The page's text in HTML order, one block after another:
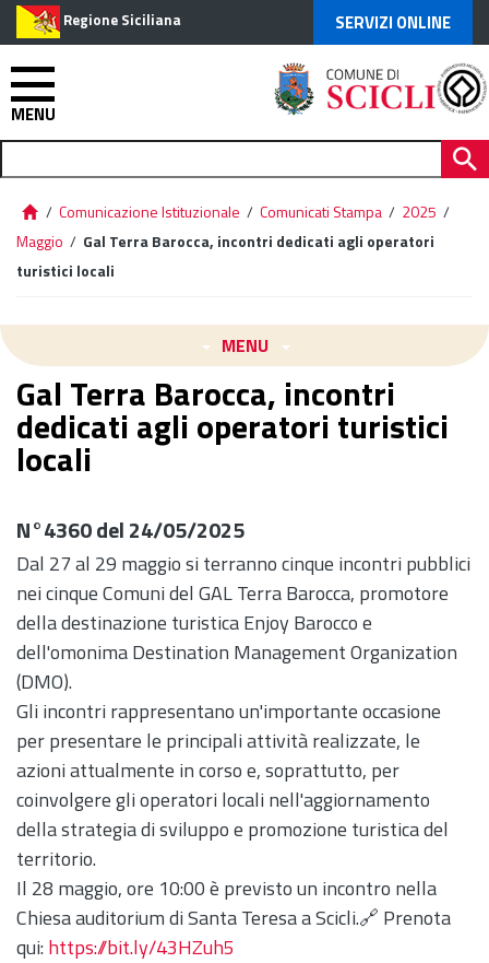
Regione Siciliana SERVIZI ONLINE
MENU
/ Comunicazione Istituzionale / Comunicati Stampa / 2025 /
Maggio / Gal Terra Barocca, incontri dedicati agli operatori
turistici locali
MENU
Gal Terra Barocca, incontri
dedicati agli operatori turistici
locali
N°4360 del 24/05/2025
Dal 27 al 29 maggio si terranno cinque incontri pubblici
nei cinque Comuni del GAL Terra Barocca, promotore
della destinazione turistica Enjoy Barocco e
dell'omonima Destination Management Organization
(DMO).
Gli incontri rappresentano un'importante occasione
per presentare le principali attività realizzate, le
azioni attualmente in corso e, soprattutto, per
coinvolgere gli operatori locali nell'aggiornamento
della strategia di sviluppo e promozione turistica del
territorio.
Il 28 maggio, ore 10:00 è previsto un incontro nella
Chiesa auditorium di Santa Teresa a Scicli.🔗 Prenota
qui: https://bit.ly/43HZuh5